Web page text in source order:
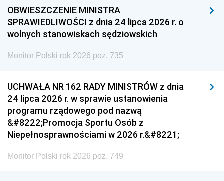
OBWIESZCZENIE MINISTRA
SPRAWIEDLIWOŚCI z dnia 24 lipca 2026 r. o
wolnych stanowiskach sędziowskich
Monitor Polski rok 2026 poz. 735
UCHWAŁA NR 162 RADY MINISTRÓW z dnia
24 lipca 2026 r. w sprawie ustanowienia
programu rządowego pod nazwą
&#8222;Promocja Sportu Osób z
Niepełnosprawnościami w 2026 r.&#8221;
Monitor Polski rok 2026 poz. 749